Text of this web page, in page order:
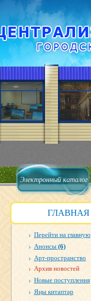
Электронный каталог
ГЛАВНАЯ
Перейти на главную
Анонсы (6)
Арт-пространство
Архив новостей
Новые поступления
Яңы китаптар